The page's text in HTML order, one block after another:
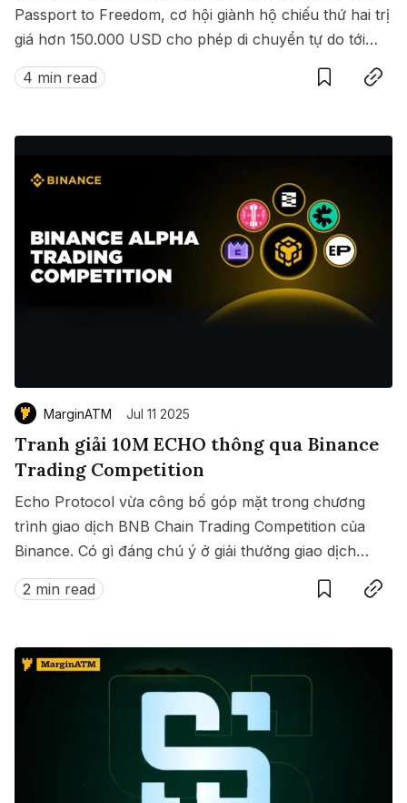
Passport to Freedom, cơ hội giành hộ chiếu thứ hai trị
giá hơn 150.000 USD cho phép di chuyển tự do tới
hàng loạt quốc gia không cần visa.
4 min read
SaveCopy link
MarginATM Jul 11 2025
Tranh giải 10M ECHO thông qua Binance
Trading Competition
Echo Protocol vừa công bố góp mặt trong chương
trình giao dịch BNB Chain Trading Competition của
Binance. Có gì đáng chú ý ở giải thưởng giao dịch
này?
2 min read
SaveCopy link